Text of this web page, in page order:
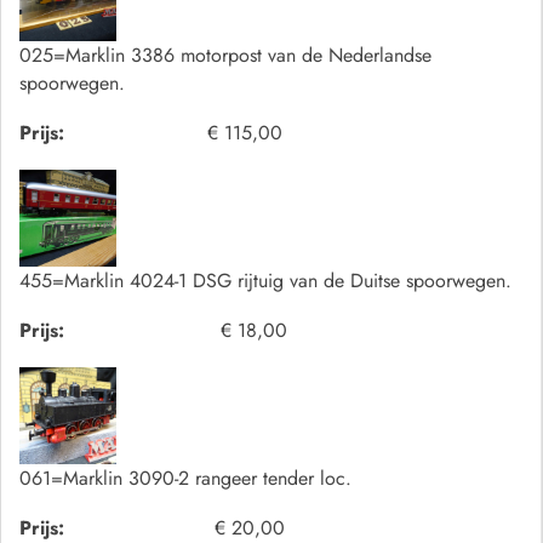
025=Marklin 3386 motorpost van de Nederlandse
spoorwegen.
Prijs:
€ 115,00
455=Marklin 4024-1 DSG rijtuig van de Duitse spoorwegen.
Prijs:
€ 18,00
061=Marklin 3090-2 rangeer tender loc.
Prijs:
€ 20,00